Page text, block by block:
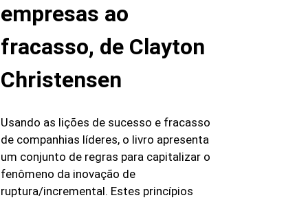
empresas ao
fracasso, de Clayton
Christensen
Usando as lições de sucesso e fracasso
de companhias líderes, o livro apresenta
um conjunto de regras para capitalizar o
fenômeno da inovação de
ruptura/incremental. Estes princípios